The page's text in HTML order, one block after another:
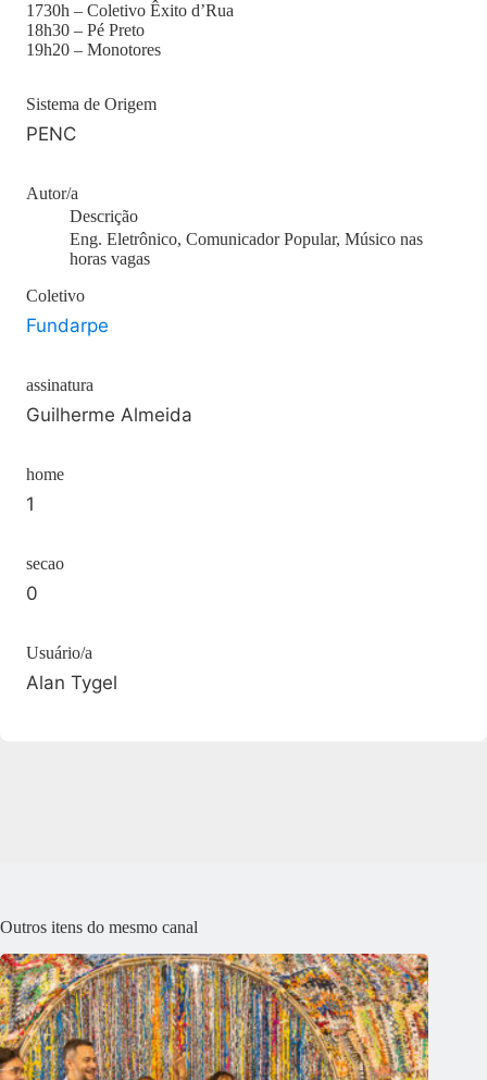
1730h – Coletivo Êxito d’Rua
18h30 – Pé Preto
19h20 – Monotores
Sistema de Origem
PENC
Autor/a
Descrição
Eng. Eletrônico, Comunicador Popular, Músico nas
horas vagas
Coletivo
Fundarpe
assinatura
Guilherme Almeida
home
1
secao
0
Usuário/a
Alan Tygel
Outros itens do mesmo canal